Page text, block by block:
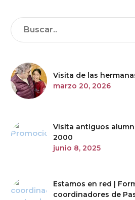
allí.
Visita de las
marzo 20, 2026
Visita antiguos
2000
junio 8, 2025
Estamos en red |
coordinadores de